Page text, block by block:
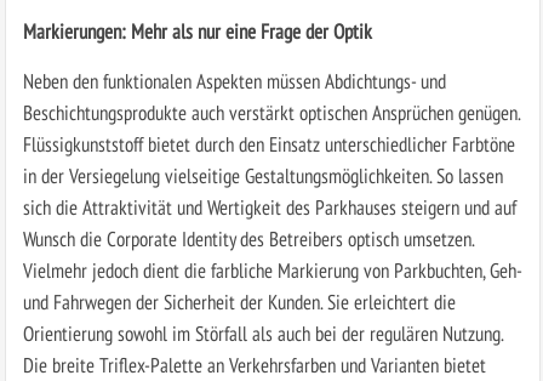
Markierungen: Mehr als nur eine Frage der Optik
Neben den funktionalen Aspekten müssen Abdichtungs- und
Beschichtungsprodukte auch verstärkt optischen Ansprüchen genügen.
Flüssigkunststoff bietet durch den Einsatz unterschiedlicher Farbtöne
in der Versiegelung vielseitige Gestaltungsmöglichkeiten. So lassen
sich die Attraktivität und Wertigkeit des Parkhauses steigern und auf
Wunsch die Corporate Identity des Betreibers optisch umsetzen.
Vielmehr jedoch dient die farbliche Markierung von Parkbuchten, Geh-
und Fahrwegen der Sicherheit der Kunden. Sie erleichtert die
Orientierung sowohl im Störfall als auch bei der regulären Nutzung.
Die breite Triflex-Palette an Verkehrsfarben und Varianten bietet